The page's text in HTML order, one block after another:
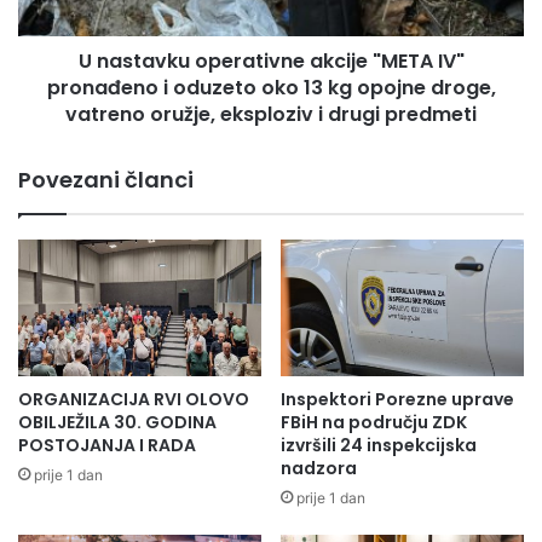
javni apel svima da u ovim toplim danima
izbjegavaju paljenje vatre na otvorenom.
Posljedice nemara mogu biti katastrofalne
posebno kada se radi o blizini materijalnih dobara
i šumskih kompleksa.
j
a
j
b
h
"
p
r
k
u
t
i
v
a
k
c
j
e
"
U nastavku operativne akcije "META IV"
pronađeno i oduzeto oko 13 kg opojne droge,
vatreno oružje, eksploziv i drugi predmeti
Povezani članci
ORGANIZACIJA RVI OLOVO
OBILJEŽILA 30. GODINA
POSTOJANJA I RADA
prije 1 dan
Inspektori Porezne uprave
FBiH na području ZDK
izvršili 24 inspekcijska
nadzora
prije 1 dan